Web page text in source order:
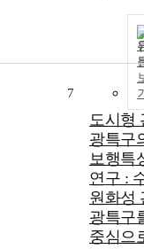
7
도시형
광특구
보행특
연구 :
원화성
광특구
중심으